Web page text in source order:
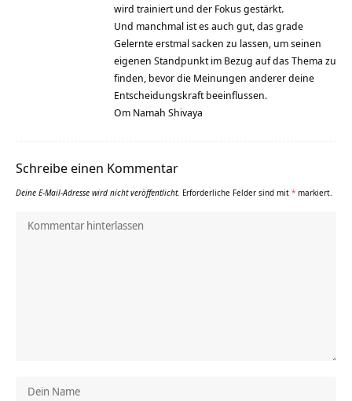
wird trainiert und der Fokus gestärkt.
Und manchmal ist es auch gut, das grade
Gelernte erstmal sacken zu lassen, um seinen
eigenen Standpunkt im Bezug auf das Thema zu
finden, bevor die Meinungen anderer deine
Entscheidungskraft beeinflussen.
Om Namah Shivaya
Schreibe einen Kommentar
Deine E-Mail-Adresse wird nicht veröffentlicht. Erforderliche Felder sind mit * markiert.